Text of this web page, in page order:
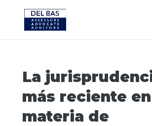
La
más reciente en
materia de